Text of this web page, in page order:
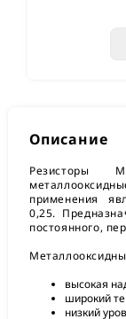
Описание
Резисторы
применения
0,25.
постоянного,
высокая
широкий
низкий